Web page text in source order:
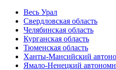
Весь Урал
Свердловская область
Челябинская область
Курганская область
Тюменская область
Ханты-Мансийский
Ямало-Ненецкий